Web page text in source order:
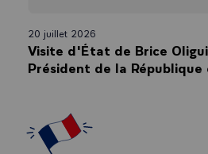
20 juillet 2026
Visite d'État de Brice
Président de la République